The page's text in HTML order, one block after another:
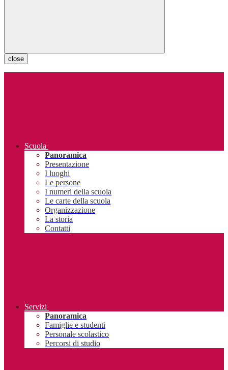
close
Scuola
Panoramica
Presentazione
I luoghi
Le persone
I numeri della scuola
Le carte della scuola
Organizzazione
La storia
Contatti
Servizi
Panoramica
Famiglie e studenti
Personale scolastico
Percorsi di studio